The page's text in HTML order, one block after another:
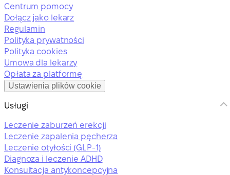
Centrum pomocy
Dołącz jako lekarz
Regulamin
Polityka prywatności
Polityka cookies
Umowa dla lekarzy
Opłata za platformę
Ustawienia plików cookie
Usługi
Leczenie zaburzeń erekcji
Leczenie zapalenia pęcherza
Leczenie otyłości (GLP-1)
Diagnoza i leczenie ADHD
Konsultacja antykoncepcyjna